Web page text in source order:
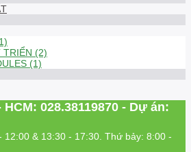
TRIỂN (2)
(1)
HCM: 028.38119870 - Dự án:
& 13:30 - 17:30. Thứ bảy: 8:00 -